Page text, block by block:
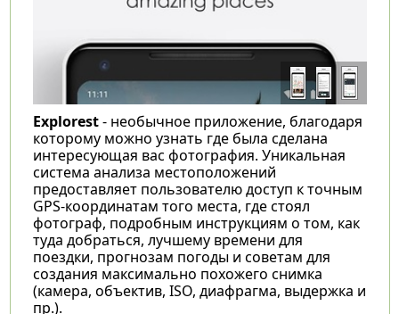
Explorest- необычное приложение, благодаря
которому можно узнать где была сделана
интересующая вас фотография. Уникальная
система анализа местоположений
предоставляет пользователю доступ к точным
GPS-координатам того места, где стоял
фотограф, подробным инструкциям о том, как
туда добраться, лучшему времени для
поездки, прогнозам погоды и советам для
создания максимально похожего снимка
(камера, объектив, ISO, диафрагма, выдержка и
пр.).